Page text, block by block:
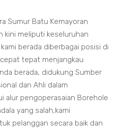
Sumur Batu Kemayoran
kini meliputi keseluruhan
berada diberbagai posisi di
tepat menjangkau
berada, didukung Sumber
dan Ahli dalam
alur pengoperasaian Borehole
yang salah,kami
pelanggan secara baik dan